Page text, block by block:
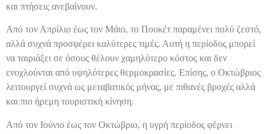
και πτήσεις ανεβαίνουν.
Από τον Απρίλιο έως τον Μάιο, το Πουκέτ παραμένει πολύ ζεστό,
αλλά συχνά προσφέρει καλύτερες τιμές. Αυτή η περίοδος μπορεί
να ταιριάξει σε όσους θέλουν χαμηλότερο κόστος και δεν
ενοχλούνται από υψηλότερες θερμοκρασίες. Επίσης, ο Οκτώβριος
λειτουργεί συχνά ως μεταβατικός μήνας, με πιθανές βροχές αλλά
και πιο ήρεμη τουριστική κίνηση.
Από τον Ιούνιο έως τον Οκτώβριο, η υγρή περίοδος φέρνει